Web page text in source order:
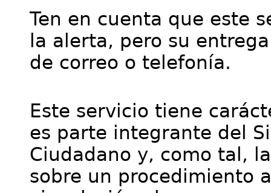
Ten en cuenta que este
la alerta, pero su
de correo o telefonía.
Este servicio tiene
es parte integrante del
Ciudadano y, como tal,
sobre un procedimiento